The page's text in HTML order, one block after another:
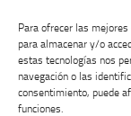
Para ofrecer las
para almacenar y/o
estas tecnologías nos
navegación o las
consentimiento, puede
funciones.